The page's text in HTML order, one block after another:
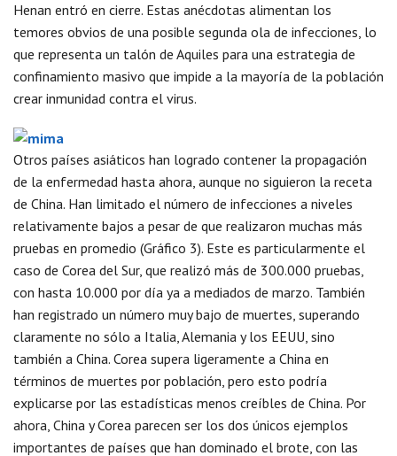
Henan entró en cierre. Estas anécdotas alimentan los
temores obvios de una posible segunda ola de infecciones, lo
que representa un talón de Aquiles para una estrategia de
confinamiento masivo que impide a la mayoría de la población
crear inmunidad contra el virus.
Otros países asiáticos han logrado contener la propagación
de la enfermedad hasta ahora, aunque no siguieron la receta
de China. Han limitado el número de infecciones a niveles
relativamente bajos a pesar de que realizaron muchas más
pruebas en promedio (Gráfico 3). Este es particularmente el
caso de Corea del Sur, que realizó más de 300.000 pruebas,
con hasta 10.000 por día ya a mediados de marzo. También
han registrado un número muy bajo de muertes, superando
claramente no sólo a Italia, Alemania y los EEUU, sino
también a China. Corea supera ligeramente a China en
términos de muertes por población, pero esto podría
explicarse por las estadísticas menos creíbles de China. Por
ahora, China y Corea parecen ser los dos únicos ejemplos
importantes de países que han dominado el brote, con las